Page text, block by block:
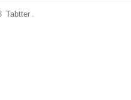
Tabtter .